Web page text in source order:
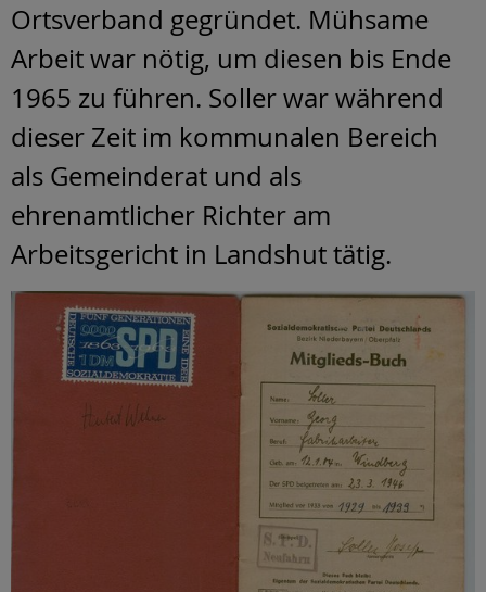
Ortsverband gegründet. Mühsame
Arbeit war nötig, um diesen bis Ende
1965 zu führen. Soller war während
dieser Zeit im kommunalen Bereich
als Gemeinderat und als
ehrenamtlicher Richter am
Arbeitsgericht in Landshut tätig.